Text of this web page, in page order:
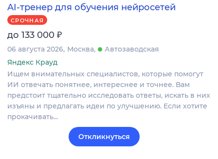
AI-тренер для обучения нейросетей
СРОЧНАЯ
до 133 000 ₽
06 августа 2026 Москва
Автозаводская
Яндекс Крауд
Ищем внимательных специалистов, которые помогут
ИИ отвечать понятнее, интереснее и точнее. Вам
предстоит тщательно исследовать ответы, искать в них
изъяны и предлагать идеи по улучшению. Если хотите
прокачивать…
Откликнуться